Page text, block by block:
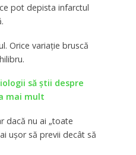
pot depista infarctul
Orice variație bruscă
să știi despre
mai mult
dacă nu ai „toate
ușor să previi decât să